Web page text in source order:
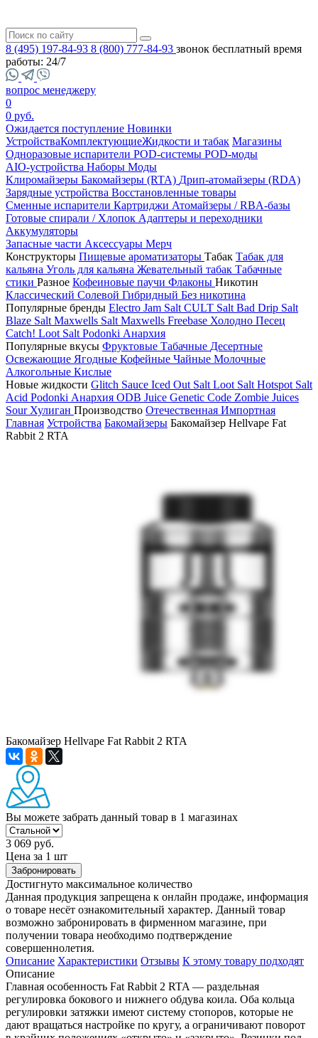
8 (495) 197-84-93 8 (800) 777-84-93 звонок бесплатный время
работы: 24/7
вопрос менеджеру
0
0 руб.
Ожидается поступление Новинки
УстройстваКомплектующиеЖидкости и табак Магазины
Одноразовые испарители POD-системы POD-моды
AIO-устройства Наборы Моды
Клиромайзеры Бакомайзеры (RTA) Дрип-атомайзеры (RDA)
Зарядные устройства Восстановленные товары
Сменные испарители Картриджи Атомайзеры / RBA-базы
Готовые спирали / Хлопок Адаптеры и переходники
Аккумуляторы
Запасные части Аксессуары Мерч
Конструкторы Пищевые ароматизаторы Табак Табак для
кальяна Уголь для кальяна Жевательный табак Табачные
стики Разное Кофеиновые паучи Флаконы Никотин
Классический Солевой Гибридный Без никотина
Популярные бренды Electro Jam Salt CULT Salt Bad Drip Salt
Blaze Salt Maxwells Salt Maxwells Freebase Холодно Песец
Catch! Loot Salt Podonki Анархия
Популярные вкусы Фруктовые Табачные Десертные
Освежающие Ягодные Кофейные Чайные Молочные
Алкогольные Кислые
Новые жидкости Glitch Sauce Iced Out Salt Loot Salt Hotspot Salt
Acid Podonki Анархия ODB Juice Genetic Code Zombie Juices
Sour Хулиган Производство Отечественная Импортная
Главная Устройства Бакомайзеры Бакомайзер Hellvape Fat
Rabbit 2 RTA
Бакомайзер Hellvape Fat Rabbit 2 RTA
Вы можете забрать данный товар в 1 магазинах
3 069 руб.
Цена за 1 шт
Забронировать
Достигнуто максимальное количество
Данная продукция запрещена к онлайн продаже, информация
о товаре несёт ознакомительный характер. Данный товар
возможно забронировать в фирменном магазине, при
получении товара необходимо подтверждение
совершеннолетия.
Описание Характеристики Отзывы К этому товару подходят
Описание
Главная особенность Fat Rabbit 2 RTA — раздельная
регулировка бокового и нижнего обдува коила. Оба кольца
регулировки затяжки имеют систему стопоров, которые не
дают вращаться настройке по кругу, а ограничивают поворот